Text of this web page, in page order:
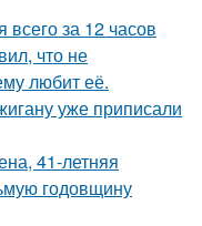
за 12 часов
что не
любит её.
уже приписали
41-летняя
годовщину